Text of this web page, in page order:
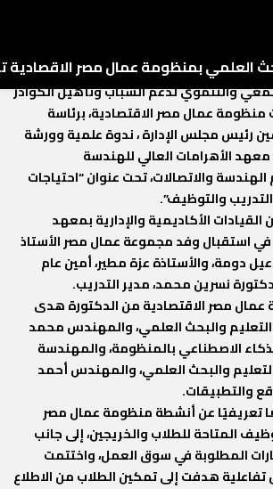
العلمي بمنظومة عمال مصر
حول ( احتياجات سوق العمل )
والتنموي لدعم الشباب وتأهيل الكوادر
عمال مصر الاقتصادية، برئاسة
رئيس مجلس الإدارة ، ندوة علمية وورشة
الأهرامات العالي للهندسة
والاتصالات، تحت عنوان “احتياجات
والتوظيف”.
الأكاديمية والإدارية بمعهد
في استقبال وفد مجموعة عمال مصر الأستاذ
دومة، والأستاذة عزة مطير، أمين عام
نسرين محمد، مدير التدريب.
مصر الاقتصادية من الدكتورة هدى
التعليم والبحث العلمي، والمهندس محمد
الاصطناعي بالمنظومة، والمهندسة
والبحث العلمي، والمهندس أحمد
والتطبيقات.
تعريفيًا عن أنشطة منظومة عمال مصر
المتاحة للطلاب والخريجين، إلى جانب
المطلوبة في سوق العمل، واختتمت
تفاعلية هدفت إلى تمكين الطلاب من الاطلاع